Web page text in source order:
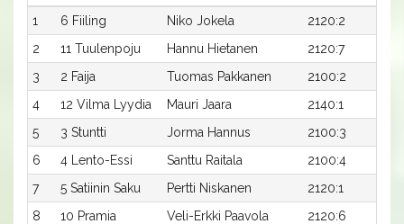
1
6 Fiiling Niko Jokela 2120:2
2
11 Tuulenpoju Hannu Hietanen 2120:7
3
2 Faija Tuomas Pakkanen 2100:2
4
12 Vilma Lyydia Mauri Jaara 2140:1
5
3 Stuntti Jorma Hannus 2100:3
6
4 Lento-Essi Santtu Raitala 2100:4
7
5 Satiinin Saku Pertti Niskanen 2120:1
8
10 Pramia Veli-Erkki Paavola 2120:6